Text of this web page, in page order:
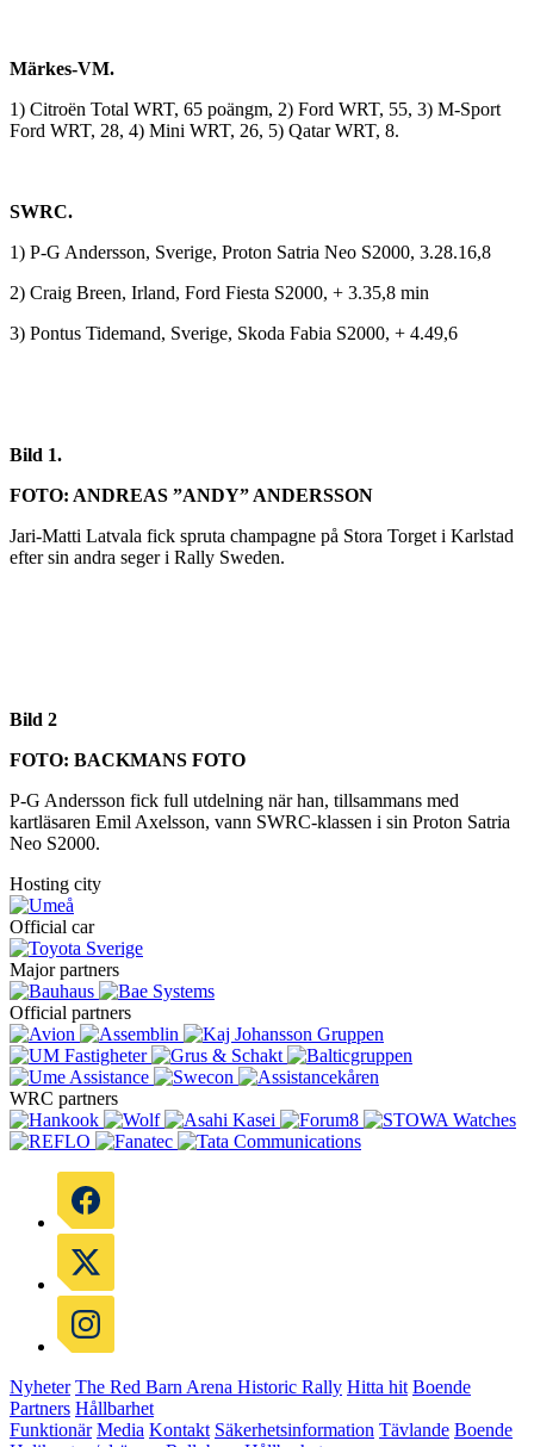
Märkes-VM.
1) Citroën Total WRT, 65 poängm, 2) Ford WRT, 55, 3) M-Sport
Ford WRT, 28, 4) Mini WRT, 26, 5) Qatar WRT, 8.
SWRC.
1) P-G Andersson, Sverige, Proton Satria Neo S2000, 3.28.16,8
2) Craig Breen, Irland, Ford Fiesta S2000, + 3.35,8 min
3) Pontus Tidemand, Sverige, Skoda Fabia S2000, + 4.49,6
Bild 1.
FOTO: ANDREAS ”ANDY” ANDERSSON
Jari-Matti Latvala fick spruta champagne på Stora Torget i Karlstad
efter sin andra seger i Rally Sweden.
Bild 2
FOTO: BACKMANS FOTO
P-G Andersson fick full utdelning när han, tillsammans med
kartläsaren Emil Axelsson, vann SWRC-klassen i sin Proton Satria
Neo S2000.
Hosting city
Official car
Major partners
Official partners
WRC partners
Nyheter The Red Barn Arena Historic Rally Hitta hit Boende
Partners Hållbarhet
Funktionär Media Kontakt Säkerhetsinformation Tävlande Boende